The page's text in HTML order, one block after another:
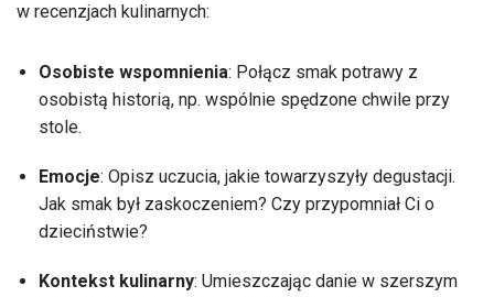
w recenzjach kulinarnych:
Osobiste wspomnienia: Połącz smak potrawy z
osobistą historią, np. wspólnie spędzone chwile przy
stole.
Emocje: Opisz uczucia, jakie towarzyszyły degustacji.
Jak smak był zaskoczeniem? Czy przypomniał Ci o
dzieciństwie?
Kontekst kulinarny: Umieszczając danie w szerszym